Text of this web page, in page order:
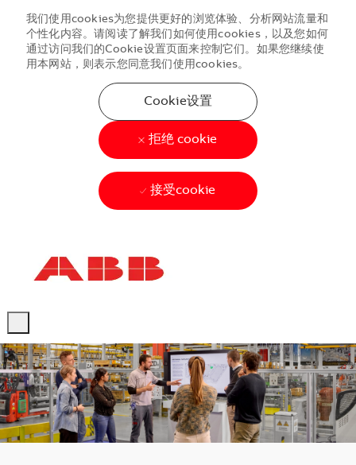
--
我们使用cookies为您提供更好的浏览体验、分析网站流量和
个性化内容。请阅读了解我们如何使用cookies，以及您如何
通过访问我们的Cookie设置页面来控制它们。如果您继续使
用本网站，则表示您同意我们使用cookies。
Cookie设置
拒绝 cookie
接受cookie